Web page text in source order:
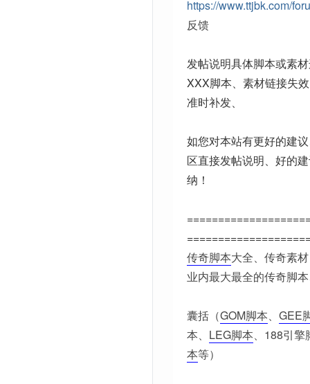
https://www.ttjbk.com/
反馈
发帖说明具体脚本或素
XXX脚本、素材链接失
准时补发、
如您对本站有更好的建
区直接发帖说明、好的
纳！
传奇脚本大全、传奇素
业内最大最全的传奇脚
囊括（GOM脚本、 GEE
本、 LEG脚本、188引擎
本等）